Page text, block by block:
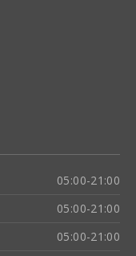
05:00-21:00
05:00-21:00
05:00-21:00